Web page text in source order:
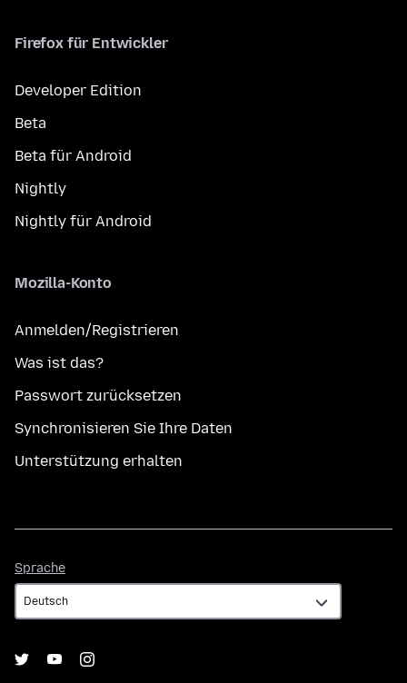
Firefox für Entwickler
Developer Edition
Beta
Beta für Android
Nightly
Nightly für Android
Mozilla-Konto
Anmelden/Registrieren
Was ist das?
Passwort zurücksetzen
Synchronisieren Sie Ihre Daten
Unterstützung erhalten
Sprache